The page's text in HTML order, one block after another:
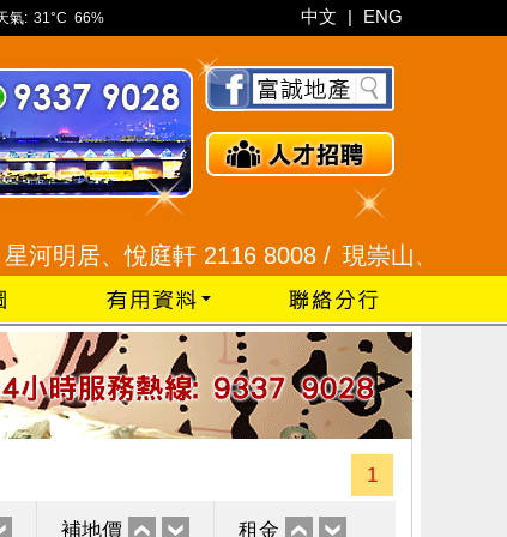
氣: 31°C 66% 中文 | ENG
居、悅庭軒 2116 8008 /現崇山、譽港灣
1
補地價 租金